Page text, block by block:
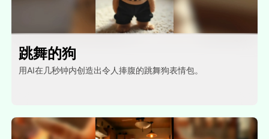
跳舞的狗
用AI在几秒钟内创造出令人捧腹的跳舞狗表情包。